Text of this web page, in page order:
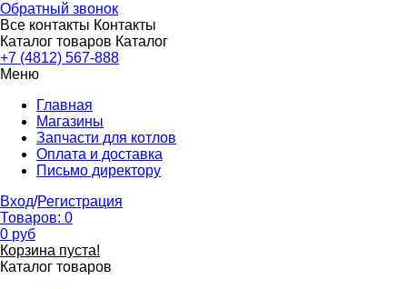
Обратный звонок
Все контакты Контакты
Каталог товаров Каталог
+7 (4812) 567-888
Меню
Главная
Магазины
Запчасти для котлов
Оплата и доставка
Письмо директору
Вход/Регистрация
Товаров: 0
0 руб
Корзина пуста!
Каталог товаров